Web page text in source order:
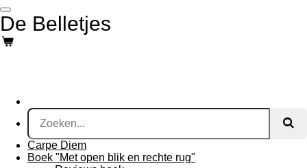
Ga
direct
naar
de
De Belletjes
Carpe Diem
Boek "Met open blik en rechte rug"